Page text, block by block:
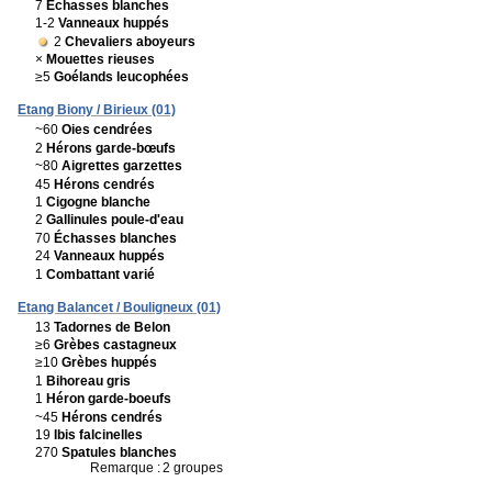
7 Échasses blanches
1-2 Vanneaux huppés
2 Chevaliers aboyeurs
× Mouettes rieuses
≥5 Goélands leucophées
Etang Biony / Birieux (01)
~60 Oies cendrées
2 Hérons garde-bœufs
~80 Aigrettes garzettes
45 Hérons cendrés
1 Cigogne blanche
2 Gallinules poule-d'eau
70 Échasses blanches
24 Vanneaux huppés
1 Combattant varié
Etang Balancet / Bouligneux (01)
13 Tadornes de Belon
≥6 Grèbes castagneux
≥10 Grèbes huppés
1 Bihoreau gris
1 Héron garde-boeufs
~45 Hérons cendrés
19 Ibis falcinelles
270 Spatules blanches
Remarque :2 groupes